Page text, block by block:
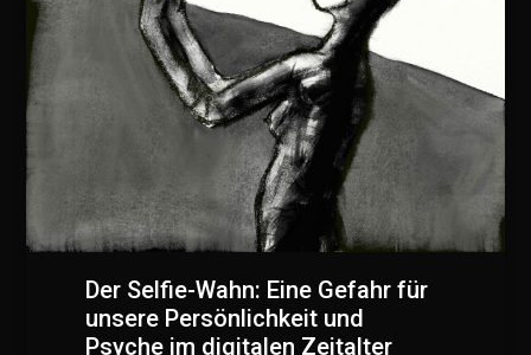
Der Selfie-Wahn: Eine Gefahr für
unsere Persönlichkeit und
Psyche im digitalen Zeitalter